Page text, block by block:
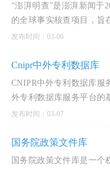
“澎湃明查”是澎湃新闻于
的全球事实核查项目，旨
明、讲求逻辑的溯源核查
发布时间：03-06
Cnipr中外专利数据库
CNIPR中外专利数据库服
外专利数据库服务平台的
内外先进专利检索系统的
发布时间：03-07
国务院政策文件库
国务院政策文件库是一个